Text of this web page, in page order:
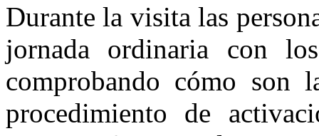
Durante la visita las
jornada ordinaria con
comprobando cómo son
procedimiento de